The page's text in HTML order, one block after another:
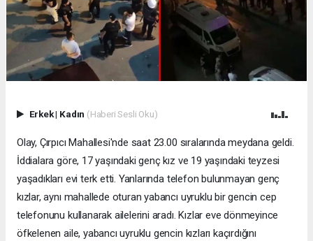
Erkek| Kadın (Haberi Sesli Oku)
Olay, Çırpıcı Mahallesi'nde saat 23.00 sıralarında meydana geldi.
İddialara göre, 17 yaşındaki genç kız ve 19 yaşındaki teyzesi
yaşadıkları evi terk etti. Yanlarında telefon bulunmayan genç
kızlar, aynı mahallede oturan yabancı uyruklu bir gencin cep
telefonunu kullanarak ailelerini aradı. Kızlar eve dönmeyince
öfkelenen aile, yabancı uyruklu gencin kızları kaçırdığını